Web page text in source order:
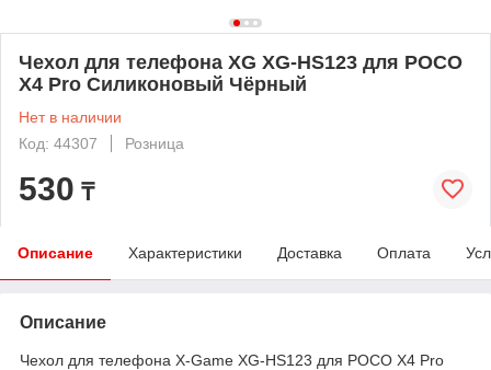
Чехол для телефона XG XG-HS123 для POCO
X4 Pro Силиконовый Чёрный
Нет в наличии
Код: 44307
Розница
530 ₸
Описание Характеристики Доставка Оплата
Описание
Чехол для телефона X-Game XG-HS123 для POCO X4 Pro